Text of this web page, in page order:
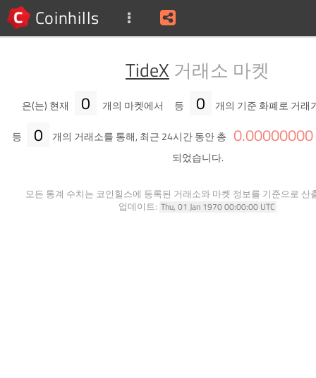
Coinhills
TideX 거래소 마켓
은(는) 현재 0 개의 마켓에서 등 0 개의 기준 화폐로 거래
등 0 개의 거래소를 통해, 최근 24시간 동안 총 0.00000000
되었습니다.
모든 통계 수치는 코인힐스에 등록된 거래소와 마켓 정보를 기준으로 산
업데이트: Thu, 01 Jan 1970 00:00:00 UTC